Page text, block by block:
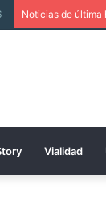
Noticias de última
Vialidad